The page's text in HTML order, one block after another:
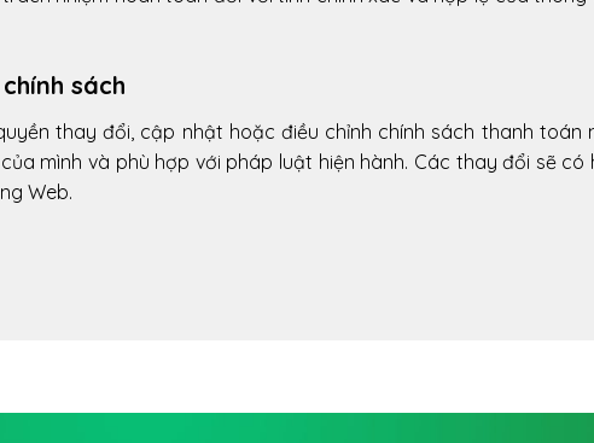
sách
thay đổi, cập nhật hoặc điều chỉnh chính sách thanh toán
mình và phù hợp với pháp luật hiện hành. Các thay đổi sẽ có
Web.